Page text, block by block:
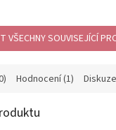
VŠECHNY SOUVISEJÍCÍ
Hodnocení (1) Diskuze